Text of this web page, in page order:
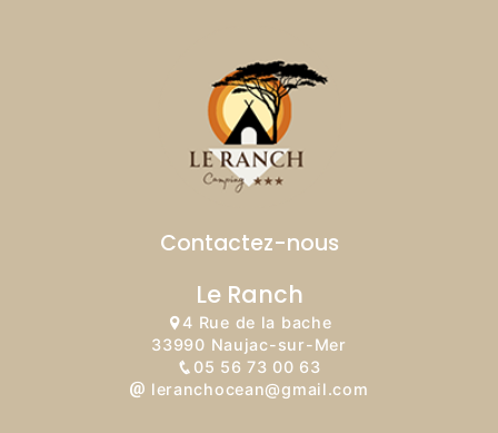
Contactez-nous
Le Ranch
4 Rue de la bache
33990 Naujac-sur-Mer
05 56 73 00 63
leranchocean@gmail.com